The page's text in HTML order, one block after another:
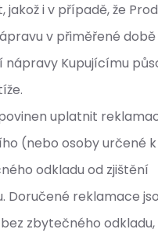
jakož i v případě, že
v přiměřené době
nápravy Kupujícímu
uplatnit
(nebo osoby určené
odkladu od zjištění
Doručené reklamace
zbytečného odkladu,